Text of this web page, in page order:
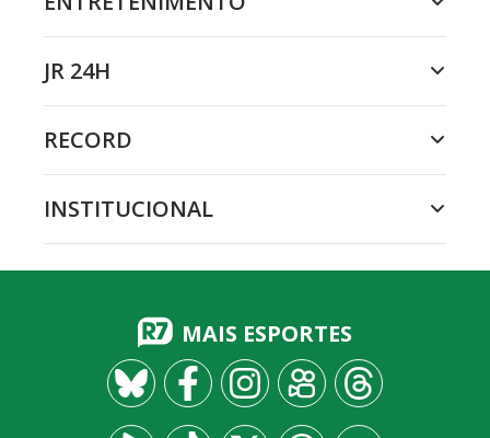
JR 24H
RECORD
INSTITUCIONAL
MAIS ESPORTES